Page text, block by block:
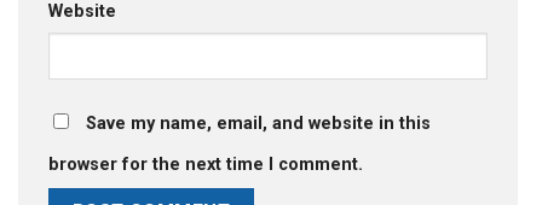
Website
Save my name, email, and website in this
browser for the next time I comment.